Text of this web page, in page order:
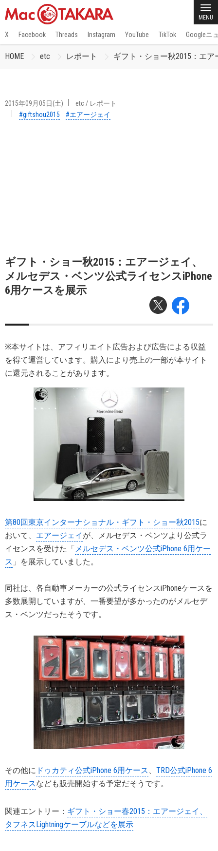
MENU
X Facebook Threads Instagram YouTube TikTok Googleニ
HOME etc レポート ギフト・ショー秋2015：エ
2015年09月05日(土) etc/ レポート
#giftshou2015
#エアージェイ
ギフト・ショー秋2015：エアージェイ、
メルセデス・ベンツ公式ライセンスiPhone
6用ケースを展示
※本サイトは、アフィリエイト広告および広告による収益
を得て運営しています。購入により売上の一部が本サイト
に還元されることがあります。
第80回東京インターナショナル・ギフト・ショー秋2015に
おいて、 エアージェイ が、メルセデス・ベンツより公式ラ
イセンスを受けた「メルセデス・ベンツ公式iPhone 6用ケー
ス 」を展示していました。
同社は、各自動車メーカーの公式ライセンスiPhoneケースを
多数展開していますが、一番要望が多かったのがメルセデ
ス・ベンツだったそうです。
その他に ドゥカティ公式iPhone 6用ケース 、 TRD公式iPhone 6
用ケースなども販売開始する予定だそうです。
関連エントリー： ギフト・ショー春2015：エアージェイ、
タフネスLightningケーブルなどを展示